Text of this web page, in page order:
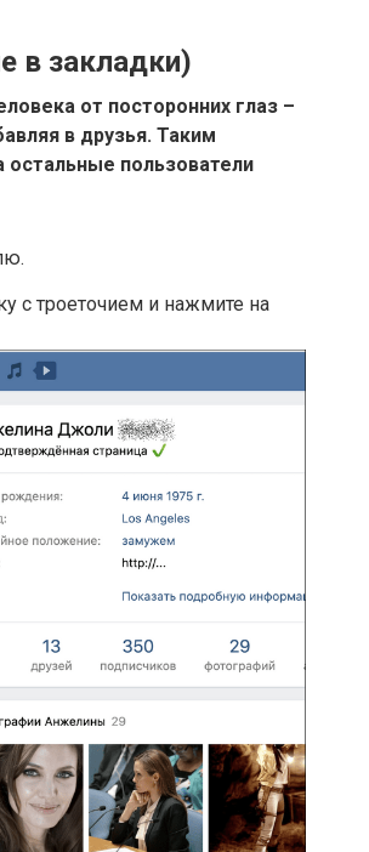
в закладки)
от посторонних глаз –
в друзья. Таким
остальные пользователи
с троеточием и нажмите на